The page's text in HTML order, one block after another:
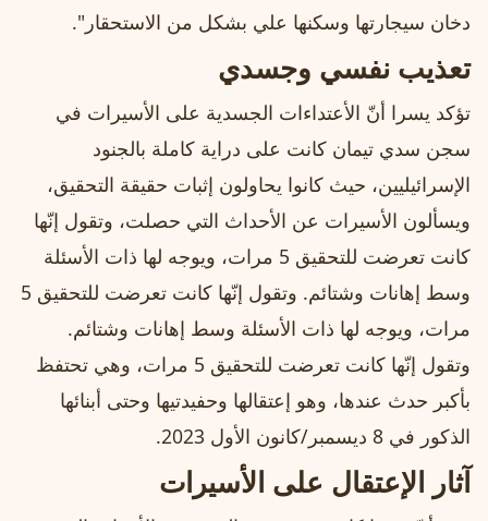
دخان سيجارتها وسكنها علي بشكل من الاستحقار".
تعذيب نفسي وجسدي
تؤكد يسرا أنّ الأعتداءات الجسدية على الأسيرات في
سجن سدي تيمان كانت على دراية كاملة بالجنود
الإسرائيليين، حيث كانوا يحاولون إثبات حقيقة التحقيق،
ويسألون الأسيرات عن الأحداث التي حصلت، وتقول إنّها
كانت تعرضت للتحقيق 5 مرات، ويوجه لها ذات الأسئلة
وسط إهانات وشتائم. وتقول إنّها كانت تعرضت للتحقيق 5
مرات، ويوجه لها ذات الأسئلة وسط إهانات وشتائم.
وتقول إنّها كانت تعرضت للتحقيق 5 مرات، وهي تحتفظ
بأكبر حدث عندها، وهو إعتقالها وحفيدتيها وحتى أبنائها
الذكور في 8 ديسمبر/كانون الأول 2023.
آثار الإعتقال على الأسيرات